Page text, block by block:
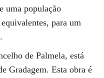
uma população
para um
de Palmela, está
Gradagem. Esta obra é